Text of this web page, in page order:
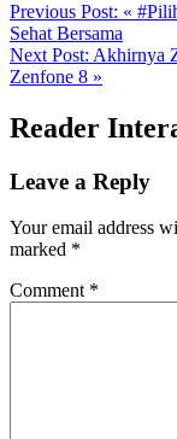
Previous Post: «
Sehat Bersama
Next Post: Akhirnya
Zenfone 8 »
Reader
Leave a Reply
Your email address
marked *
Comment *